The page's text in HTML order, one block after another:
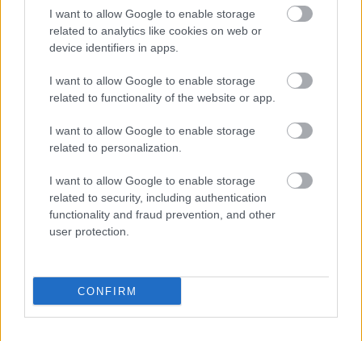
I want to allow Google to enable storage
related to analytics like cookies on web or
device identifiers in apps.
I want to allow Google to enable storage
related to functionality of the website or app.
I want to allow Google to enable storage
related to personalization.
I want to allow Google to enable storage
related to security, including authentication
functionality and fraud prevention, and other
user protection.
CONFIRM
Τα μυρωδικά που
περιέχουν μαγνήσιο